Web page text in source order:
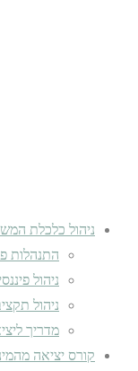
ניהול כלכלת
התנהלות
ניהול
ניהול
מדריך
קורס יציאה